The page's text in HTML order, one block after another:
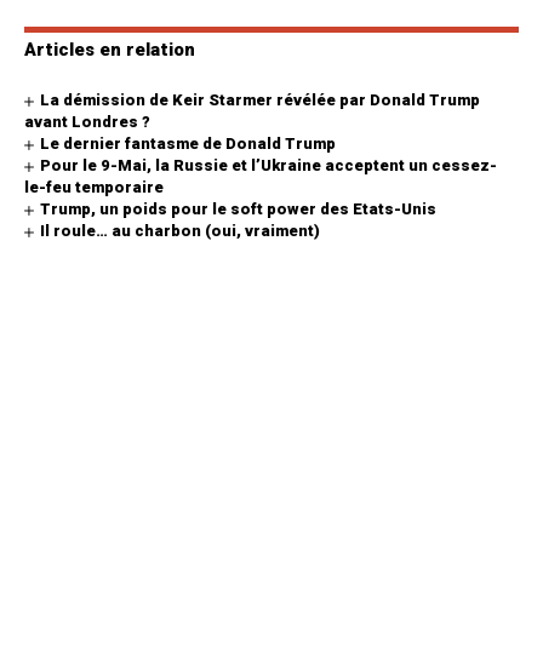
Articles en relation
La démission de Keir Starmer révélée par Donald Trump
avant Londres ?
Le dernier fantasme de Donald Trump
Pour le 9-Mai, la Russie et l’Ukraine acceptent un cessez-
le-feu temporaire
Trump, un poids pour le soft power des Etats-Unis
Il roule… au charbon (oui, vraiment)